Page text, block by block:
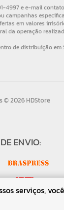
© 2026 HDStore
ENVIO:
serviços,